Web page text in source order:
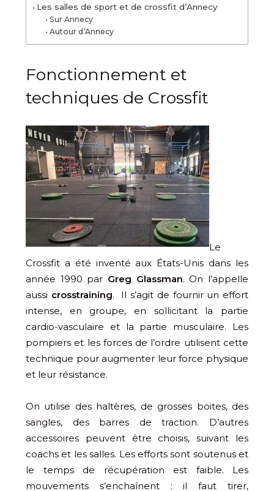
Les salles de sport et de crossfit d’Annecy
Sur Annecy
Autour d’Annecy
Fonctionnement et
techniques de Crossfit
Le
Crossfit a été inventé aux États-Unis dans les
année 1990 par Greg Glassman. On l’appelle
aussi crosstraining. Il s’agit de fournir un effort
intense, en groupe, en sollicitant la partie
cardio-vasculaire et la partie musculaire. Les
pompiers et les forces de l’ordre utilisent cette
technique pour augmenter leur force physique
et leur résistance.
On utilise des haltères, de grosses boites, des
sangles, des barres de traction. D’autres
accessoires peuvent être choisis, suivant les
coachs et les salles. Les efforts sont soutenus et
le temps de récupération est faible. Les
mouvements s’enchaînent : il faut tirer,